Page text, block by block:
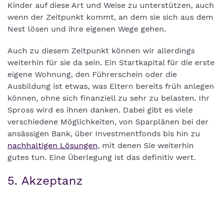
Kinder auf diese Art und Weise zu unterstützen, auch
wenn der Zeitpunkt kommt, an dem sie sich aus dem
Nest lösen und ihre eigenen Wege gehen.
Auch zu diesem Zeitpunkt können wir allerdings
weiterhin für sie da sein. Ein Startkapital für die erste
eigene Wohnung, den Führerschein oder die
Ausbildung ist etwas, was Eltern bereits früh anlegen
können, ohne sich finanziell zu sehr zu belasten. Ihr
Spross wird es ihnen danken. Dabei gibt es viele
verschiedene Möglichkeiten, von Sparplänen bei der
ansässigen Bank, über Investmentfonds bis hin zu
nachhaltigen Lösungen, mit denen Sie weiterhin
gutes tun. Eine Überlegung ist das definitiv wert.
5. Akzeptanz